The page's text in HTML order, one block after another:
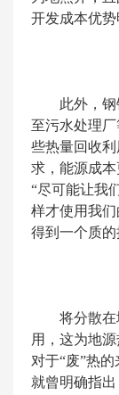
开发成本优势
此外，
至污水处理
些热量回收
求，能源成本
“尽可能让我
样才使用我
得到一个质的
将分散在
用，这为地
对于“废”热
就曾明确指